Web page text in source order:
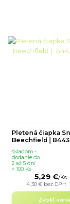
Pletená čiapka
Beechfield | B443
5,29 €/Ks
4,30 € bez DPH
skladom -
dodanie do
2 až 5 dní
> 100 Ks
Zvoliť